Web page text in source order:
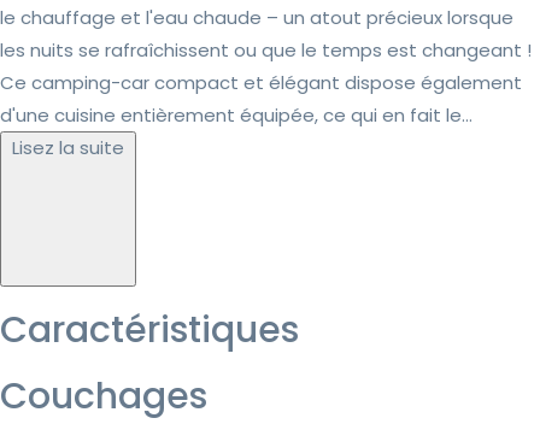
le chauffage et l'eau chaude – un atout précieux lorsque
les nuits se rafraîchissent ou que le temps est changeant !
Ce camping-car compact et élégant dispose également
d'une cuisine entièrement équipée, ce qui en fait le...
Lisez la suite
Caractéristiques
Couchages